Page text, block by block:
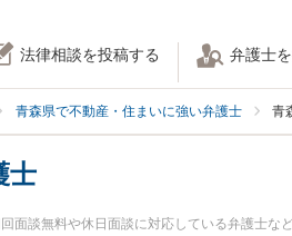
法律相談を投稿する 弁護士
青森県で不動産・住まいに強い弁護士 青
士
面談無料や休日面談に対応している弁護士